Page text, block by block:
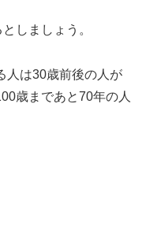
しましょう。
人は30歳前後の人が
歳まであと70年の人